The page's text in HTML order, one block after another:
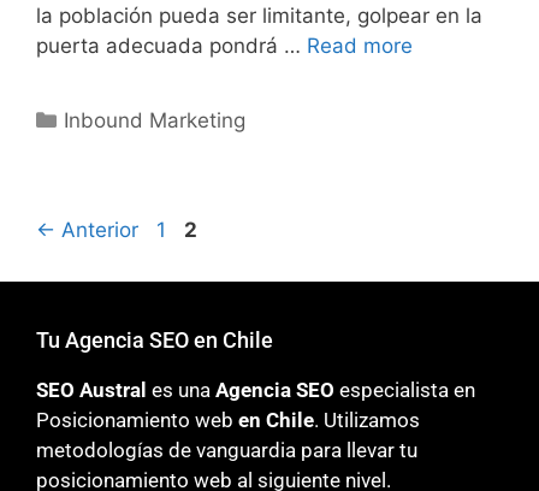
la población pueda ser limitante, golpear en la
puerta adecuada pondrá … Read more
Inbound Marketing
← Anterior 1 2
Tu Agencia SEO en Chile
SEO Austral es una Agencia SEO especialista en
Posicionamiento web en Chile. Utilizamos
metodologías de vanguardia para llevar tu
posicionamiento web al siguiente nivel.